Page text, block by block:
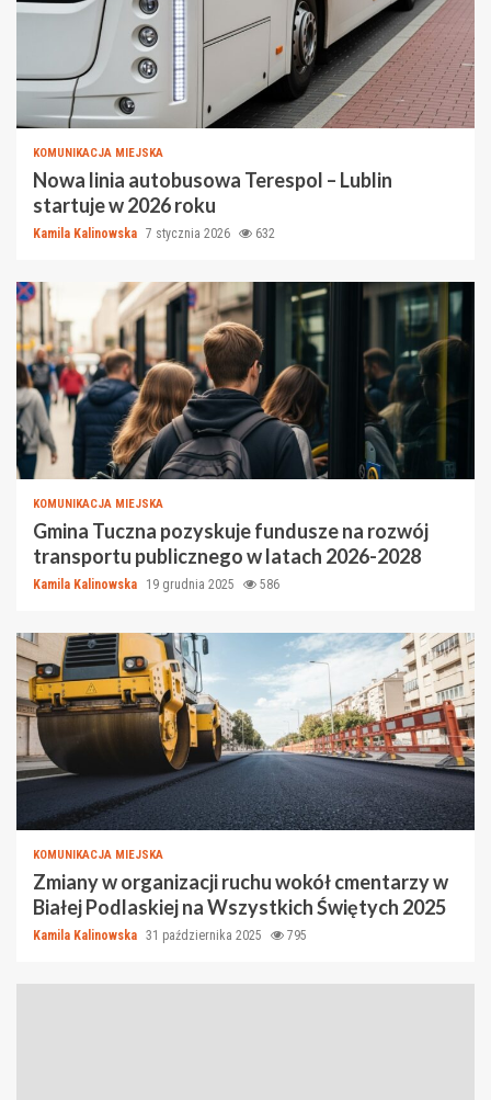
KOMUNIKACJA MIEJSKA
Nowa linia autobusowa Terespol – Lublin
startuje w 2026 roku
Kamila Kalinowska 7 stycznia 2026 632
KOMUNIKACJA MIEJSKA
Gmina Tuczna pozyskuje fundusze na rozwój
transportu publicznego w latach 2026-2028
Kamila Kalinowska 19 grudnia 2025 586
KOMUNIKACJA MIEJSKA
Zmiany w organizacji ruchu wokół cmentarzy w
Białej Podlaskiej na Wszystkich Świętych 2025
Kamila Kalinowska 31 października 2025 795